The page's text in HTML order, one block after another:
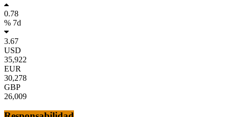
0.78
% 7d
3.67
USD
35,922
EUR
30,278
GBP
26,009